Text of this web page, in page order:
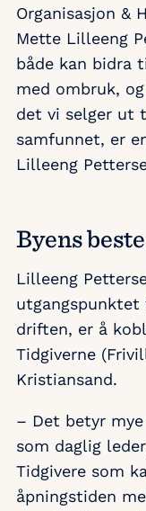
Organisasjon &
Mette Lilleeng
både kan bidra
med ombruk,
det vi selger ut
samfunnet, er
Lilleeng
Byens
Lilleeng
utgangspunktet
driften, er å
Tidgiverne
Kristiansand.
– Det betyr
som daglig
Tidgivere som
åpningstiden